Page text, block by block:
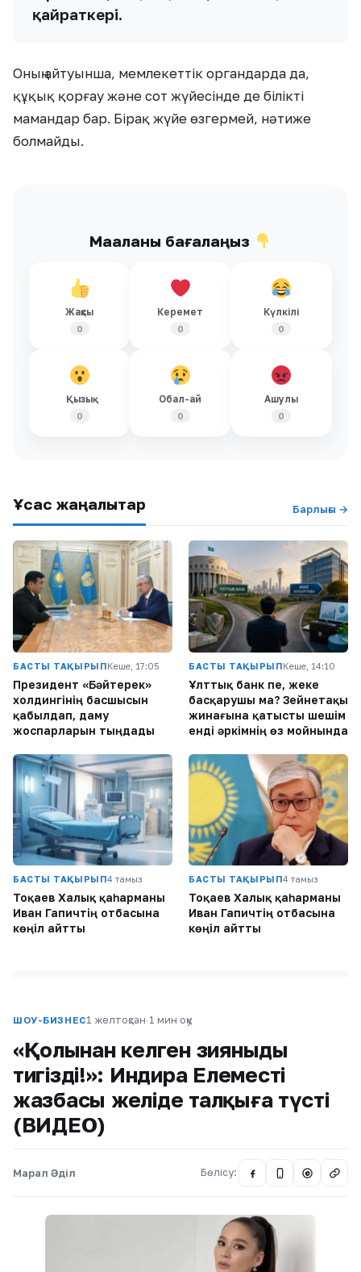
қайраткері.
Оның айтуынша, мемлекеттік органдарда да,
құқық қорғау және сот жүйесінде де білікті
мамандар бар. Бірақ жүйе өзгермей, нәтиже
болмайды.
Мақаланы бағалаңыз
Жақсы
0
Керемет
0
Күлкілі
0
Қызық
0
Обал-ай
0
Ашулы
0
Ұқсас жаңалықтар Барлығы →
БАСТЫ ТАҚЫРЫПКеше, 17:05
Президент «Бәйтерек»
холдингінің басшысын
қабылдап, даму
жоспарларын тыңдады
БАСТЫ ТАҚЫРЫПКеше, 14:10
Ұлттық банк пе, жеке
басқарушы ма? Зейнетақы
жинағына қатысты шешім
енді әркімнің өз мойнында
БАСТЫ ТАҚЫРЫП4 тамыз
Тоқаев Халық қаһарманы
Иван Гапичтің отбасына
көңіл айтты
БАСТЫ ТАҚЫРЫП4 тамыз
Тоқаев Халық қаһарманы
Иван Гапичтің отбасына
көңіл айтты
ШОУ-БИЗНЕС1 желтоқсан·1 мин оқу
«Қолыңнан келген зияныңды
тигіздің!»: Индира Елеместің
жазбасы желіде талқыға түсті
(ВИДЕО)
Марал Әділ Бөлісу: @